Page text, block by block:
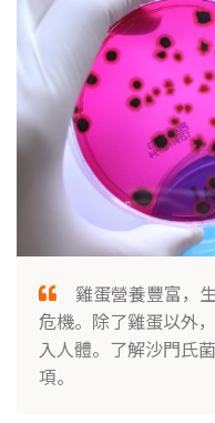
雞蛋營養豐富，
危機。除了雞蛋以外
入人體。了解沙門氏
項。